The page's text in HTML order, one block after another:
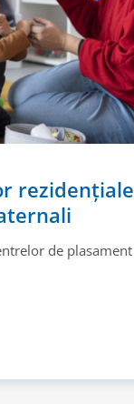
de plasament